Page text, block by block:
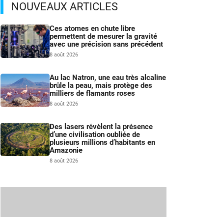
NOUVEAUX ARTICLES
Ces atomes en chute libre
permettent de mesurer la gravité
avec une précision sans précédent
8 août 2026
Au lac Natron, une eau très alcaline
brûle la peau, mais protège des
milliers de flamants roses
8 août 2026
Des lasers révèlent la présence
d’une civilisation oubliée de
plusieurs millions d’habitants en
Amazonie
8 août 2026